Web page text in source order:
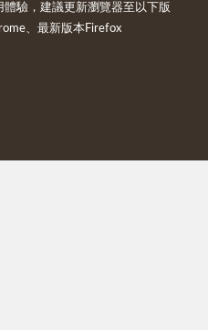
驗，建議更新瀏覽器至以下版
、最新版本Firefox